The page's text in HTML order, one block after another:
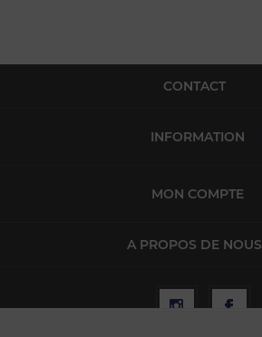
CONTACT
INFORMATION
MON COMPTE
A PROPOS DE NOUS